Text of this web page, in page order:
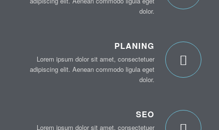
dolor.
PLANING
Lorem ipsum dolor sit amet, consectetuer
adipiscing elit. Aenean commodo ligula eget
dolor.
SEO
Lorem ipsum dolor sit amet, consectetuer